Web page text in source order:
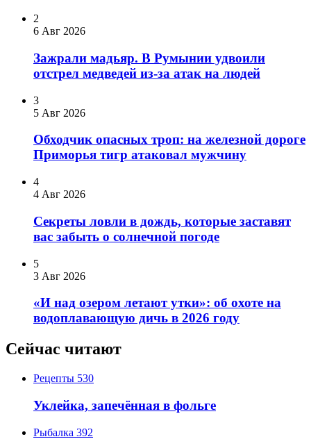
2
6 Авг 2026
Зажрали мадьяр. В Румынии удвоили
отстрел медведей из-за атак на людей
3
5 Авг 2026
Обходчик опасных троп: на железной дороге
Приморья тигр атаковал мужчину
4
4 Авг 2026
Секреты ловли в дождь, которые заставят
вас забыть о солнечной погоде
5
3 Авг 2026
«И над озером летают утки»: об охоте на
водоплавающую дичь в 2026 году
Сейчас читают
Рецепты 530
Уклейка, запечённая в фольге
Рыбалка 392